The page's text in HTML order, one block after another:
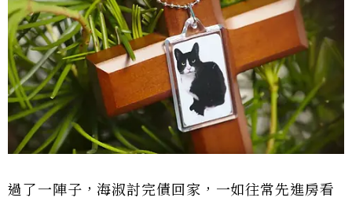
過了一陣子，海淑討完債回家，一如往常先進房看